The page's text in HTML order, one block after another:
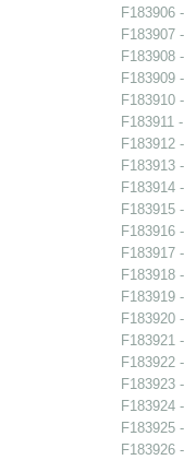
F183906
F183907
F183908
F183909
F183910
F183911
F183912
F183913
F183914
F183915
F183916
F183917
F183918
F183919
F183920
F183921
F183922
F183923
F183924
F183925
F183926